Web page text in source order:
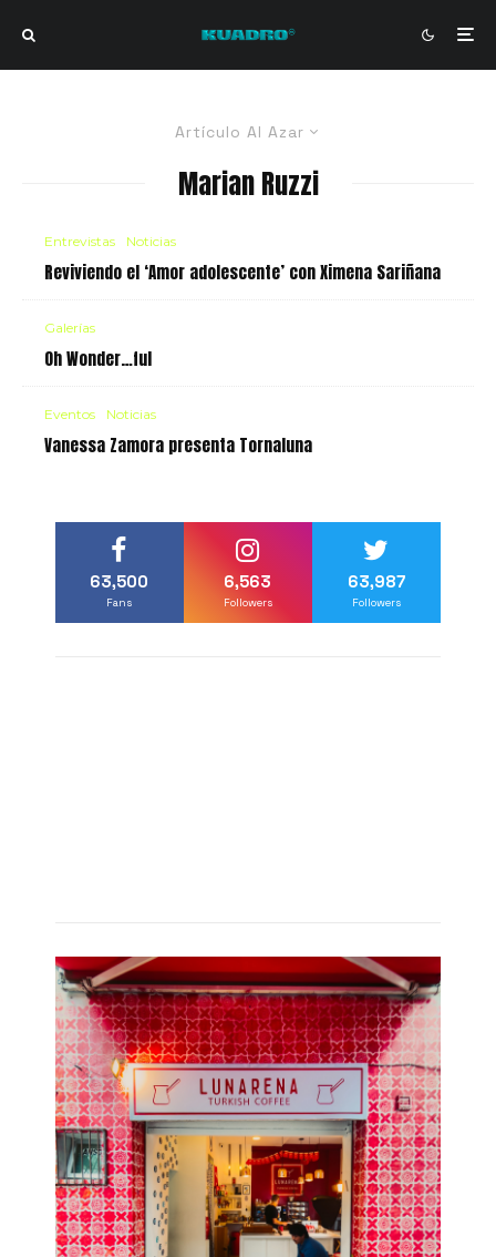
Artículo Al Azar
Marian Ruzzi
Entrevistas Noticias
Reviviendo el ‘Amor adolescente’ con Ximena Sariñana
Galerías
Oh Wonder…ful
Eventos Noticias
Vanessa Zamora presenta Tornaluna
63,500
Fans
6,563
Followers
63,987
Followers